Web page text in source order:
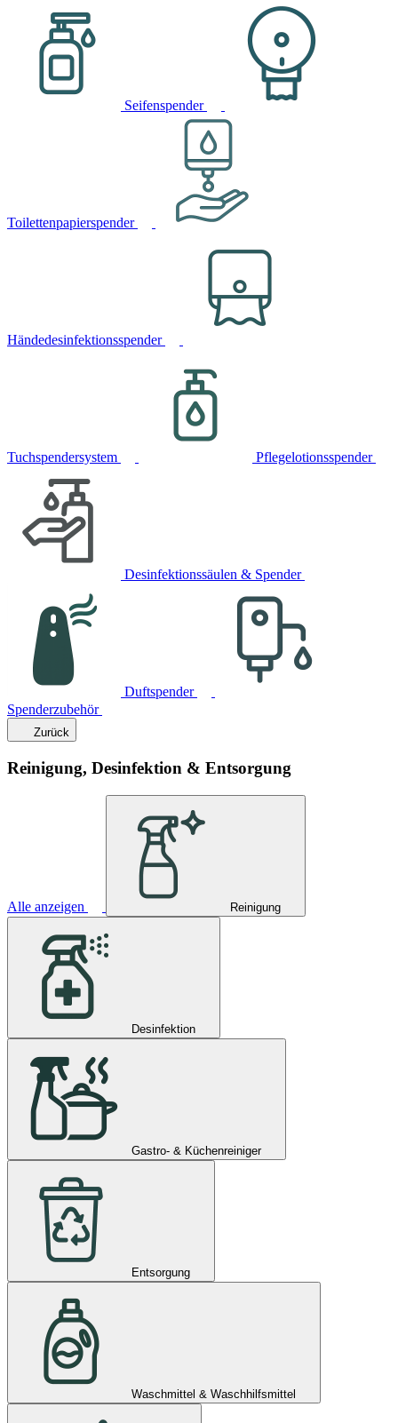
Seifenspender
Toilettenpapierspender
Händedesinfektionsspender
Tuchspendersystem Pflegelotionsspender
Desinfektionssäulen & Spender
Duftspender
Spenderzubehör
Zurück
Reinigung, Desinfektion & Entsorgung
Alle anzeigen Reinigung
Desinfektion
Gastro- & Küchenreiniger
Entsorgung
Waschmittel & Waschhilfsmittel